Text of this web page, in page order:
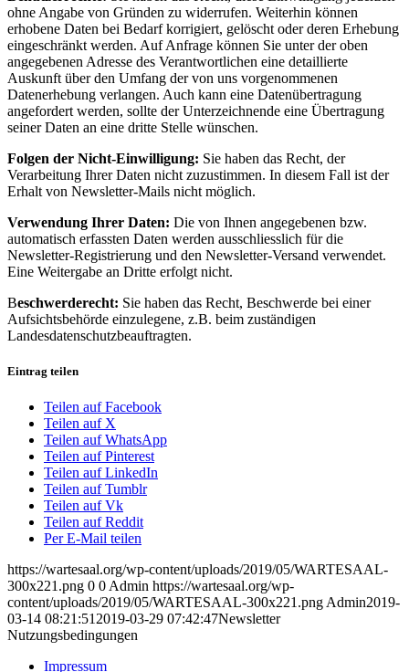
ohne Angabe von Gründen zu widerrufen. Weiterhin können
erhobene Daten bei Bedarf korrigiert, gelöscht oder deren Erhebung
eingeschränkt werden. Auf Anfrage können Sie unter der oben
angegebenen Adresse des Verantwortlichen eine detaillierte
Auskunft über den Umfang der von uns vorgenommenen
Datenerhebung verlangen. Auch kann eine Datenübertragung
angefordert werden, sollte der Unterzeichnende eine Übertragung
seiner Daten an eine dritte Stelle wünschen.
Folgen der Nicht-Einwilligung: Sie haben das Recht, der
Verarbeitung Ihrer Daten nicht zuzustimmen. In diesem Fall ist der
Erhalt von Newsletter-Mails nicht möglich.
Verwendung Ihrer Daten: Die von Ihnen angegebenen bzw.
automatisch erfassten Daten werden ausschliesslich für die
Newsletter-Registrierung und den Newsletter-Versand verwendet.
Eine Weitergabe an Dritte erfolgt nicht.
Beschwerderecht: Sie haben das Recht, Beschwerde bei einer
Aufsichtsbehörde einzulegene, z.B. beim zuständigen
Landesdatenschutzbeauftragten.
Eintrag teilen
Teilen auf Facebook
Teilen auf X
Teilen auf WhatsApp
Teilen auf Pinterest
Teilen auf LinkedIn
Teilen auf Tumblr
Teilen auf Vk
Teilen auf Reddit
Per E-Mail teilen
https://wartesaal.org/wp-content/uploads/2019/05/WARTESAAL-
300x221.png 0 0 Admin https://wartesaal.org/wp-
content/uploads/2019/05/WARTESAAL-300x221.png Admin2019-
03-14 08:21:51 2019-03-29 07:42:47Newsletter
Nutzungsbedingungen
Impressum